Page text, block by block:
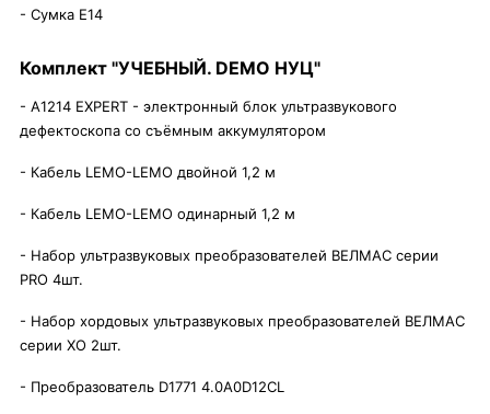
- Сумка Е14
Комплект "УЧЕБНЫЙ. DEMO НУЦ"
- А1214 EXPERT - электронный блок ультразвукового
дефектоскопа со съёмным аккумулятором
- Кабель LEMO-LEMO двойной 1,2 м
- Кабель LEMO-LEMO одинарный 1,2 м
- Набор ультразвуковых преобразователей ВЕЛМАС серии
PRO 4шт.
- Набор хордовых ультразвуковых преобразователей ВЕЛМАС
серии ХО 2шт.
- Преобразователь D1771 4.0A0D12CL